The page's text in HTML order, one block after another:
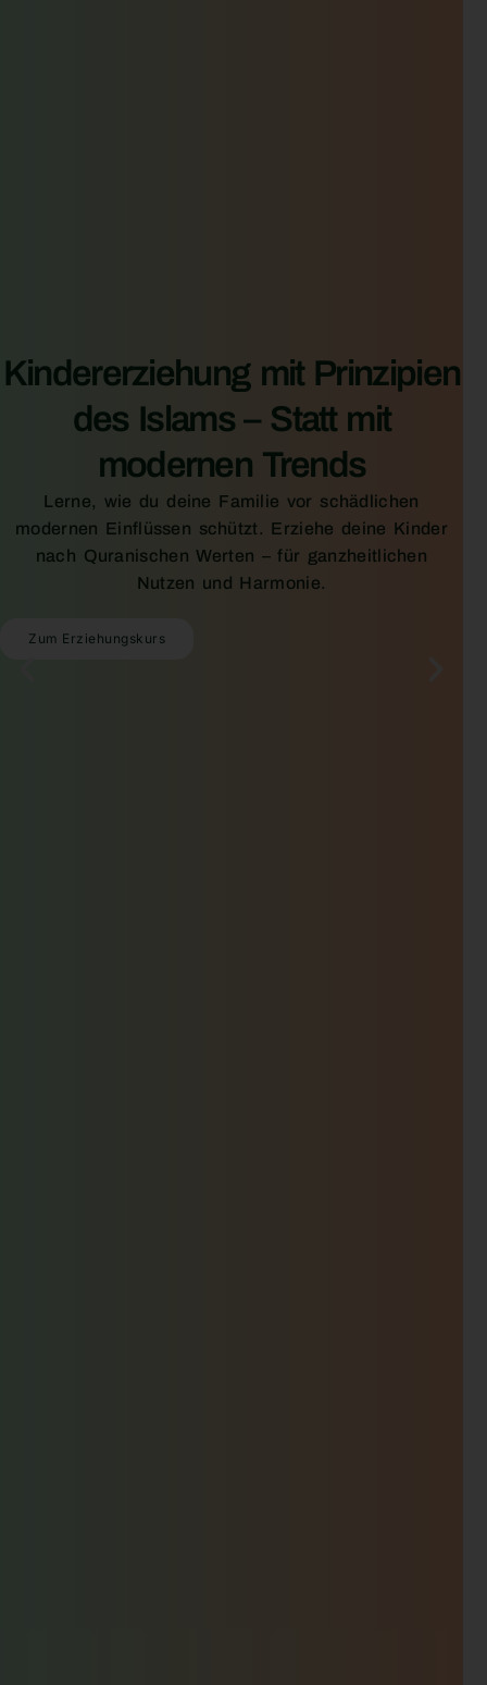
Kindererziehung mit Prinzipien
des Islams – Statt mit
modernen Trends
Lerne, wie du deine Familie vor schädlichen
modernen Einflüssen schützt. Erziehe deine Kinder
nach Quranischen Werten – für ganzheitlichen
Nutzen und Harmonie.
Zum Erziehungskurs